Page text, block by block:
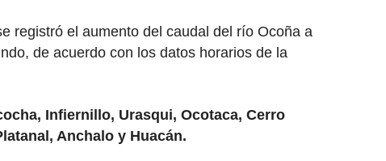
registró el aumento del caudal del río Ocoña a
de acuerdo con los datos horarios de la
Infiernillo, Urasqui, Ocotaca, Cerro
Anchalo y Huacán.